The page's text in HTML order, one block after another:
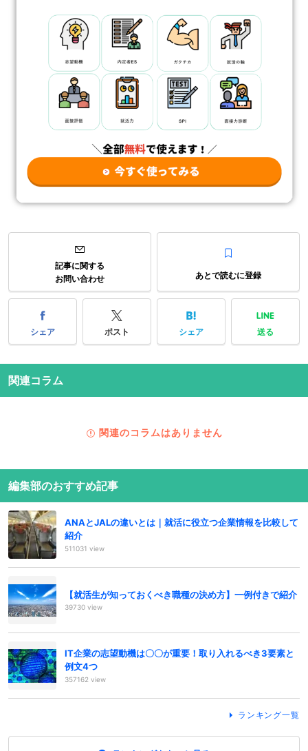
記事に関する
お問い合わせ
あとで読むに登録
シェア ポスト シェア 送る
関連コラム
関連のコラムはありません
編集部のおすすめ記事
ANAとJALの違いとは｜就活に役立つ企業情報を比較して
紹介
511031 view
【就活生が知っておくべき職種の決め方】一例付きで紹介
39730 view
IT企業の志望動機は〇〇が重要！取り入れるべき3要素と
例文4つ
357162 view
ランキング一覧